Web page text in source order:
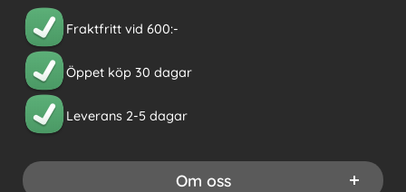
Fraktfritt vid 600:-
Öppet köp 30 dagar
Leverans 2-5 dagar
Om oss